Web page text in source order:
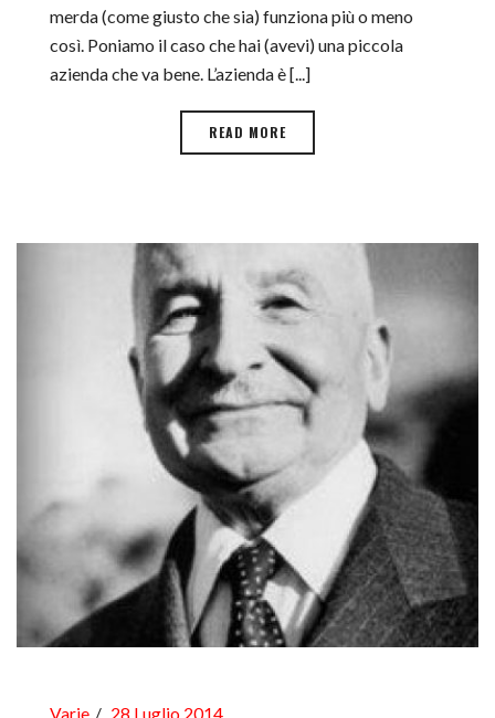
merda (come giusto che sia) funziona più o meno
così. Poniamo il caso che hai (avevi) una piccola
azienda che va bene. L’azienda è [...]
READ MORE
Varie 28 Luglio 2014